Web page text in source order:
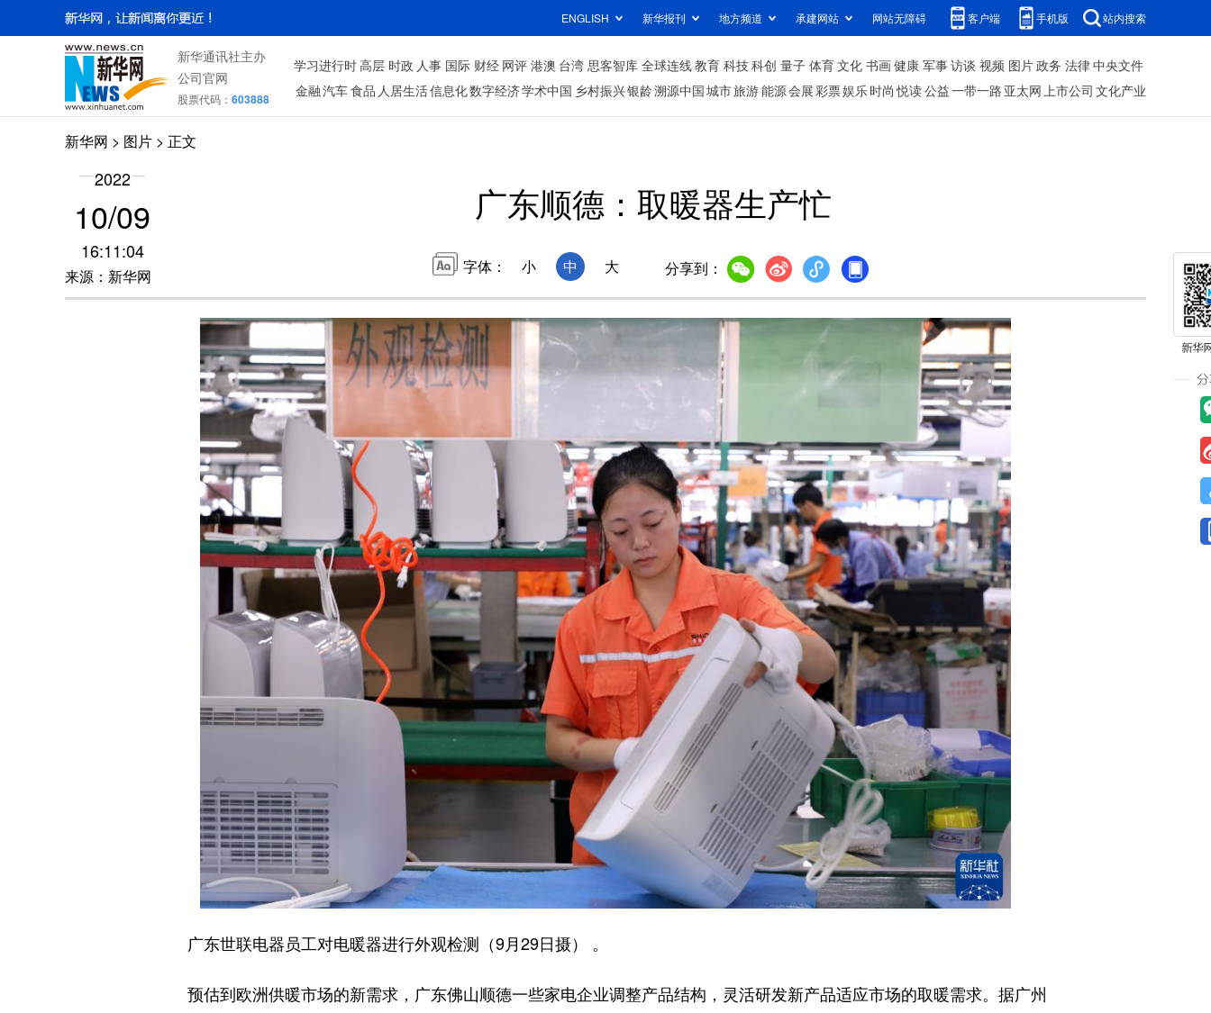
ENGLISH 新华报刊 地方频道 承建网站 网站无障碍 客户端 手机版 站内搜索
新华通讯社主办
公司官网
股票代码： 603888
学习进行时高层 时政 人事 国际 财经 网评 港澳 台湾 思客智库 全球连线教育 科技科创 量子 体育文化 书画健康 军事访谈 视频 图片政务 法律中央文件
金融汽车食品 人居生活信息化数字经济学术中国 乡村振兴银龄溯源中国城市旅游能源会展彩票娱乐时尚 悦读公益一带一路 亚太网上市公司 文化产业
新华网 > 图片 > 正文
2022
10/09
16:11:04
来源：新华网
广东顺德：取暖器生产忙
字体： 小 中 大 分享到：
广东世联电器员工对电暖器进行外观检测（9月29日摄） 。
预估到欧洲供暖市场的新需求，广东佛山顺德一些家电企业调整产品结构，灵活研发新产品适应市场的取暖需求。据广州